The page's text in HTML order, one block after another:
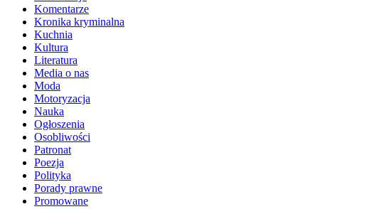
Komentarze
Kronika kryminalna
Kuchnia
Kultura
Literatura
Media o nas
Moda
Motoryzacja
Nauka
Ogłoszenia
Osobliwości
Patronat
Poezja
Polityka
Porady prawne
Promowane